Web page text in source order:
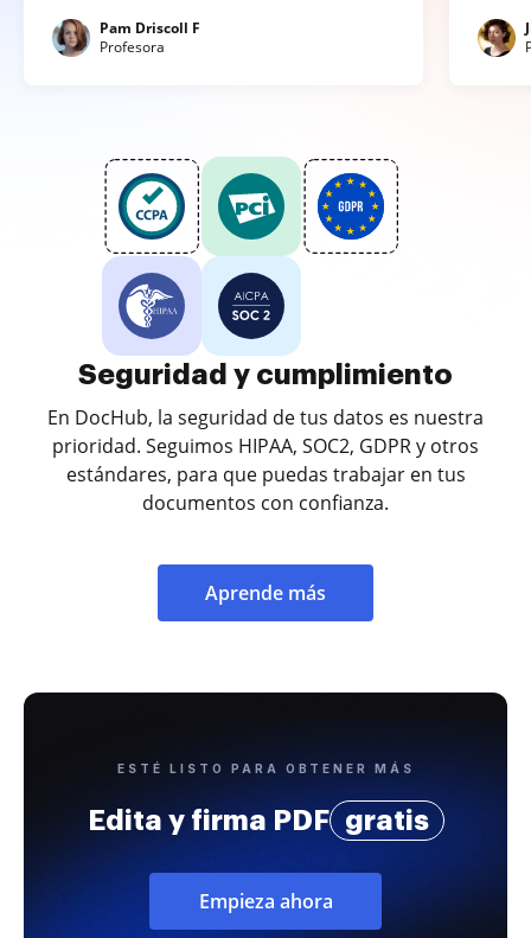
Pam Driscoll F
Profesora
Seguridad y cumplimiento
En DocHub, la seguridad de tus datos es nuestra
prioridad. Seguimos HIPAA, SOC2, GDPR y otros
estándares, para que puedas trabajar en tus
documentos con confianza.
Aprende más
ESTÉ LISTO PARA OBTENER MÁS
Edita y firma PDF gratis
Empieza ahora